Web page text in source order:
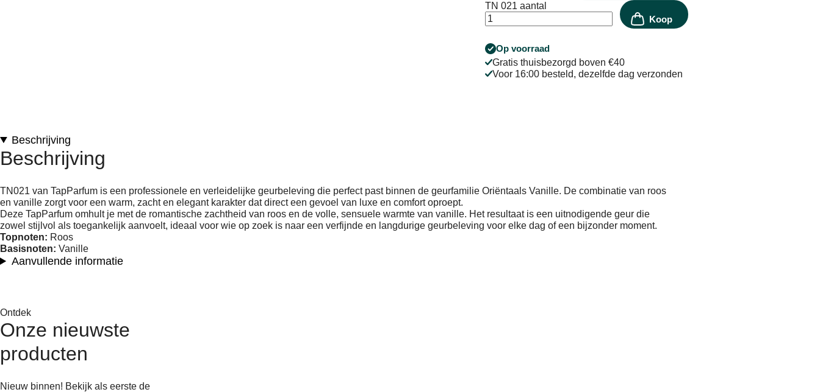
TN 021 aantal
Koop
Op voorraad
Gratis thuisbezorgd boven €40
Voor 16:00 besteld, dezelfde dag verzonden
Beschrijving
Beschrijving
TN021 van TapParfum is een professionele en verleidelijke geurbeleving die perfect past binnen de geurfamilie Oriëntaals Vanille. De combinatie van roos
en vanille zorgt voor een warm, zacht en elegant karakter dat direct een gevoel van luxe en comfort oproept.
Deze TapParfum omhult je met de romantische zachtheid van roos en de volle, sensuele warmte van vanille. Het resultaat is een uitnodigende geur die
zowel stijlvol als toegankelijk aanvoelt, ideaal voor wie op zoek is naar een verfijnde en langdurige geurbeleving voor elke dag of een bijzonder moment.
Topnoten: Roos
Basisnoten: Vanille
Aanvullende informatie
Ontdek
Onze nieuwste
producten
Nieuw binnen! Bekijk als eerste de